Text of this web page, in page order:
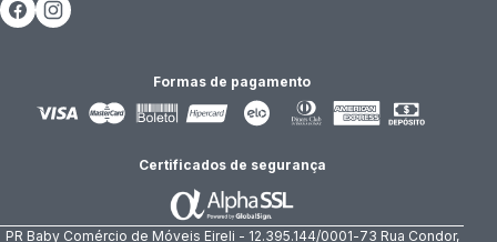
Formas de pagamento
Certificados de segurança
PR Baby Comércio de Móveis Eireli - 12.395.144/0001-73 Rua Condor,